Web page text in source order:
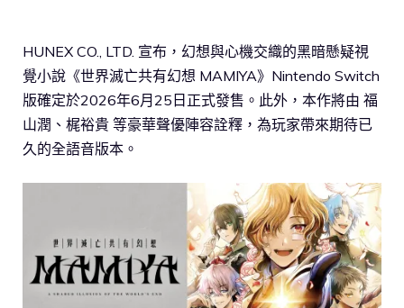
HUNEX CO., LTD. 宣布，幻想與心機交織的黑暗懸疑視
覺小說《世界滅亡共有幻想 MAMIYA》Nintendo Switch
版確定於2026年6月25日正式發售。此外，本作將由 福
山潤、梶裕貴 等豪華聲優陣容詮釋，為玩家帶來期待已
久的全語音版本。